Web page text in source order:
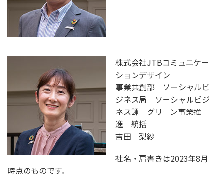
株式会社JTBコミュニケー
ションデザイン
事業共創部 ソーシャルビ
ジネス局 ソーシャルビジ
ネス課 グリーン事業推
進 統括
吉田 梨紗
社名・肩書きは2023年8月
時点のものです。